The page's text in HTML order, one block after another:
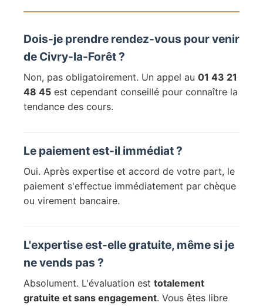
Dois-je prendre rendez-vous pour venir
de Civry-la-Forêt ?
Non, pas obligatoirement. Un appel au 01 43 21
48 45 est cependant conseillé pour connaître la
tendance des cours.
Le paiement est-il immédiat ?
Oui. Après expertise et accord de votre part, le
paiement s'effectue immédiatement par chèque
ou virement bancaire.
L'expertise est-elle gratuite, même si je
ne vends pas ?
Absolument. L'évaluation est totalement
gratuite et sans engagement. Vous êtes libre